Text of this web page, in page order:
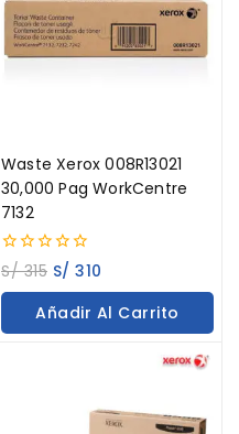
Waste Xerox 008R13021
30,000 Pag WorkCentre
7132
0
out
of
S/315 S/ 310
Añadir Al Carrito